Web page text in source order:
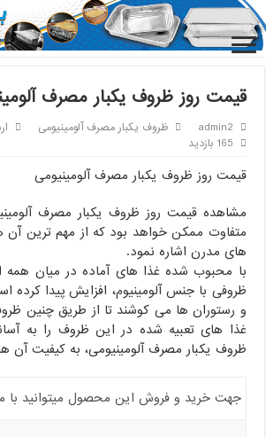
خانه / ظروف یکبار مصرف آلومینیومی / قیمت
آلومینیومی
قیمت روز ظروف یکبار مصرف
admin2 ظروف یکبار مصرف آلومینیومی
165 بازدید
قیمت روز ظروف یکبار مصرف آلومینیومی
مشاهده قیمت روز ظروف یکبار مصرف
متفاوت ممکن خواهد بود که از مهم ترین
های مدرن اشاره نمود.
با محبوب شده غذا های آماده در میان همه
ظروفی با جنس آلومینیوم، افزایش پیدا
و رستوران ها می کوشند تا از طریق چنین
غذا های تعبیه شده در این ظروف را به
ظروف یکبار مصرف آلومینیومی، به کیفیت آن
جهت خرید و فروش این محصول میتوانید با ما